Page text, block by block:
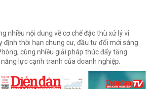
nhiều nội dung về cơ chế đặc thù xử lý vi
định thời hạn chung cư, đầu tư đổi mới sáng
cùng nhiều giải pháp thúc đẩy tăng
lực cạnh tranh của doanh nghiệp.